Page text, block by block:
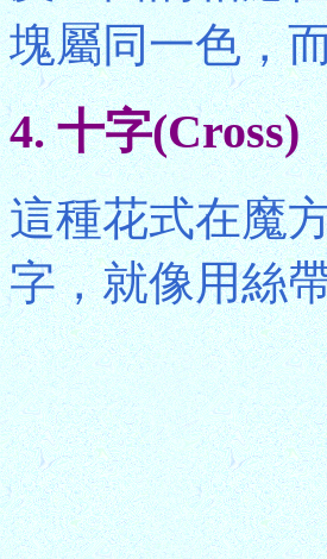
塊屬同一色，
4. 十字(Cross)
這種花式在魔
字，就像用絲